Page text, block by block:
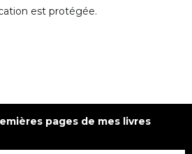
est protégée.
pages de mes livres